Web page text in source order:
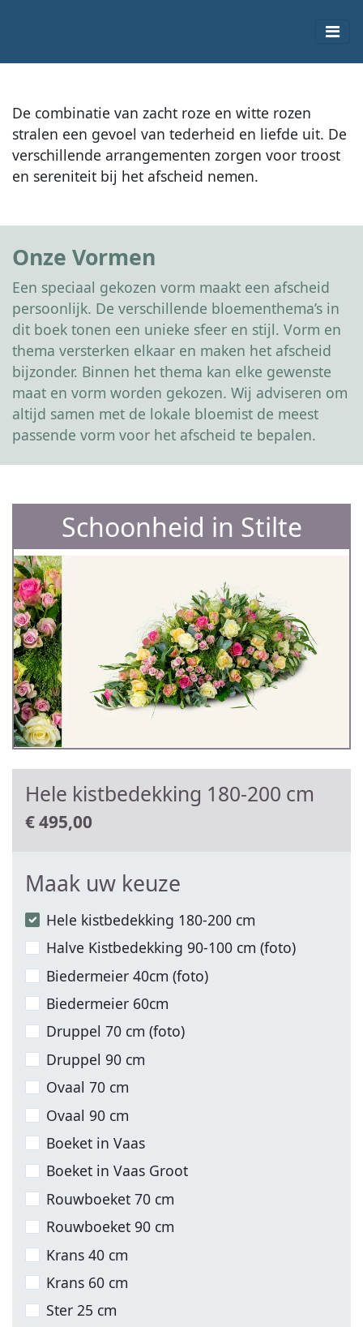
De combinatie van zacht roze en witte rozen
stralen een gevoel van tederheid en liefde uit. De
verschillende arrangementen zorgen voor troost
en sereniteit bij het afscheid nemen.
Onze Vormen
Een speciaal gekozen vorm maakt een afscheid
persoonlijk. De verschillende bloementhema’s in
dit boek tonen een unieke sfeer en stijl. Vorm en
thema versterken elkaar en maken het afscheid
bijzonder. Binnen het thema kan elke gewenste
maat en vorm worden gekozen. Wij adviseren om
altijd samen met de lokale bloemist de meest
passende vorm voor het afscheid te bepalen.
Schoonheid in Stilte
Hele kistbedekking 180-200 cm
€495,00
Maak uw keuze
Hele kistbedekking 180-200 cm
Halve Kistbedekking 90-100 cm (foto)
Biedermeier 40cm (foto)
Biedermeier 60cm
Druppel 70 cm (foto)
Druppel 90 cm
Ovaal 70 cm
Ovaal 90 cm
Boeket in Vaas
Boeket in Vaas Groot
Rouwboeket 70 cm
Rouwboeket 90 cm
Krans 40 cm
Krans 60 cm
Ster 25 cm